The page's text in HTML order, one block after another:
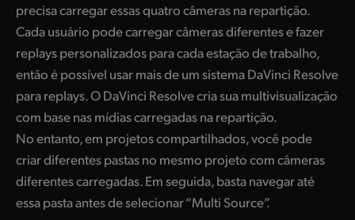
precisa carregar essas quatro câmeras na repartição.
Cada usuário pode carregar câmeras diferentes e fazer
replays personalizados para cada estação de trabalho,
então é possível usar mais de um sistema DaVinci Resolve
para replays. O DaVinci Resolve cria sua multivisualização
com base nas mídias carregadas na repartição.
No entanto, em projetos compartilhados, você pode
criar diferentes pastas no mesmo projeto com câmeras
diferentes carregadas. Em seguida, basta navegar até
essa pasta antes de selecionar “Multi Source”.